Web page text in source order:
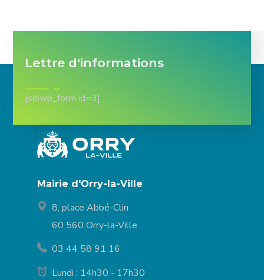
Lettre d'informations
[sibwp_form id=3]
Mairie d'Orry-la-Ville
8, place Abbé-Clin
60 560 Orry-la-Ville
03 44 58 91 16
Lundi : 14h30 - 17h30